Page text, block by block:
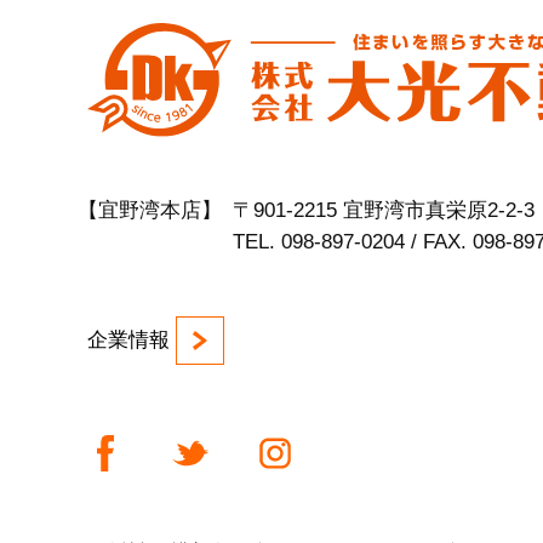
【宜野湾本店】
〒901-2215 宜野湾市真栄原2-2-3
TEL. 098-897-0204 / FAX. 098-
企業情報